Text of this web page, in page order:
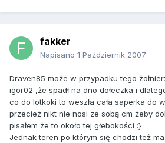
fakker
Napisano 1 Październik 2007
Draven85 może w przypadku tego
igor02 ,że spadł na dno dołeczka i
co do lotkoki to weszła cała saperka do
przecież nikt nie nosi ze sobą cm żeby
pisałem że to około tej głebokości :}
Jednak teren po którym się chodzi też